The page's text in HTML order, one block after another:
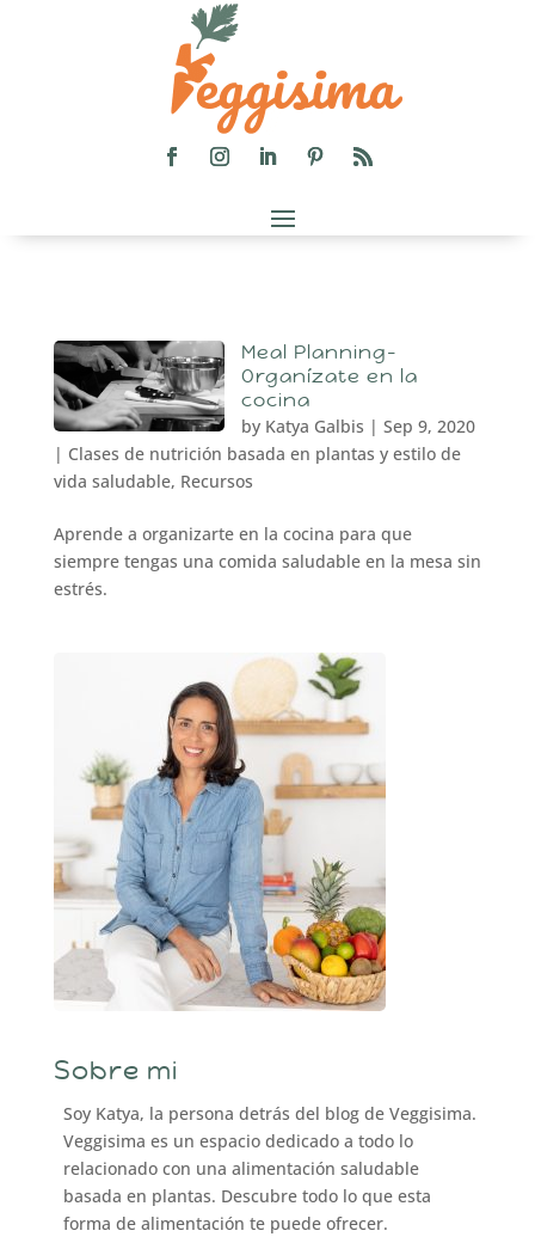
Meal Planning-
Organízate en la
cocina
by Katya Galbis |Sep 9, 2020
| Clases de nutrición basada en plantas y estilo de
vida saludable, Recursos
Aprende a organizarte en la cocina para que
siempre tengas una comida saludable en la mesa sin
estrés.
Sobre mi
Soy Katya, la persona detrás del blog de Veggisima.
Veggisima es un espacio dedicado a todo lo
relacionado con una alimentación saludable
basada en plantas. Descubre todo lo que esta
forma de alimentación te puede ofrecer.